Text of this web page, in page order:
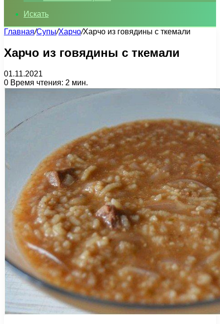
Искать
Главная/Супы/Харчо/Харчо из говядины с ткемали
Харчо из говядины с ткемали
01.11.2021
0 Время чтения: 2 мин.